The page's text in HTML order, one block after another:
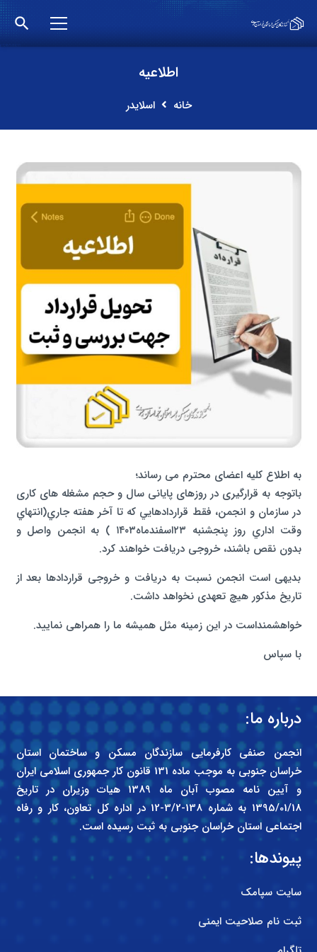
search
اطلاعیه
خانه اسلایدر
به اطلاع کلیه اعضای محترم می رساند؛
باتوجه به قرارگیری در روزهای پایانی سال و حجم مشغله های کاری
در سازمان و انجمن، فقط قراردادهايي كه تا آخر هفته جاري(انتهاي
وقت اداري روز پنجشنبه ۲۳اسفندماه۱۴۰۳ ) به انجمن واصل و
بدون نقص باشند، خروجی دریافت خواهند کرد.
بدیهی است انجمن نسبت به دریافت و خروجی قراردادها بعد از
تاریخ مذکور هیچ تعهدی نخواهد داشت.
خواهشمنداست در این زمینه مثل همیشه ما را همراهی نمایید.
با سپاس
درباره ما:
انجمن صنفی کارفرمایی سازندگان مسکن و ساختمان استان
خراسان جنوبی به موجب ماده 131 قانون کار جمهوری اسلامی ایران
و آیین نامه مصوب آبان ماه 1389 هیات وزیران در تاریخ
1395/01/18 به شماره 138-3/2-12 در اداره کل تعاون، کار و رفاه
اجتماعی استان خراسان جنوبی به ثبت رسیده است.
پیوندها:
سایت سپامک
ثبت نام صلاحیت ایمنی